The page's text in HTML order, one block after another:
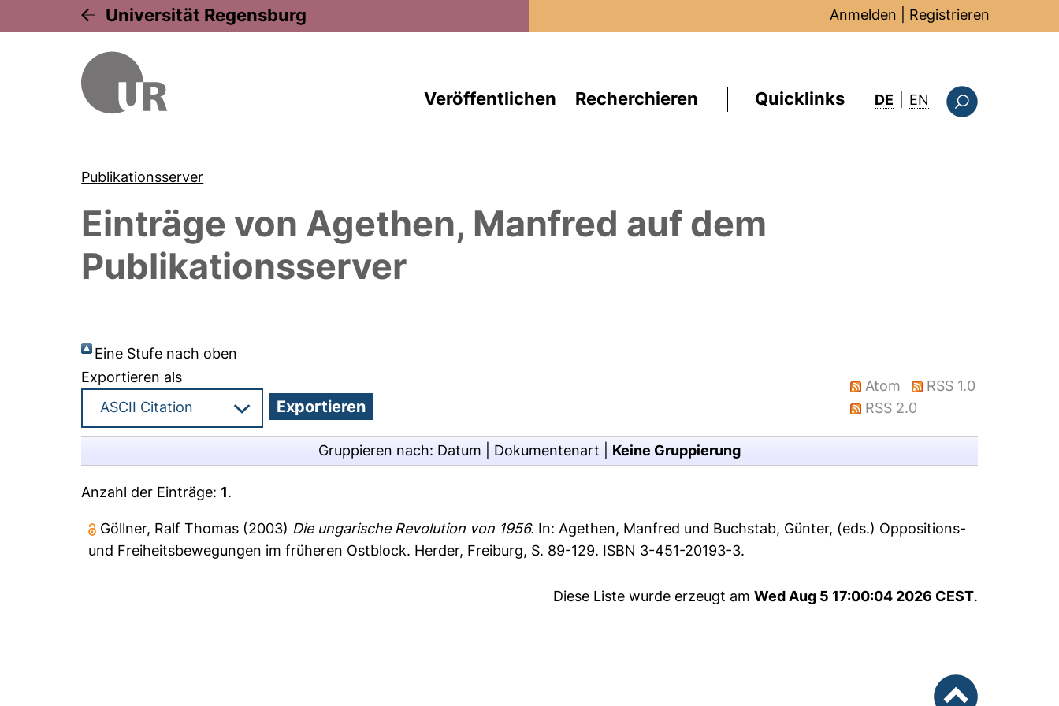
Universität Regensburg Anmelden Registrieren
Veröffentlichen Recherchieren Quicklinks DE EN : this page in
Publikationsserver
Einträge von Agethen, Manfred auf dem
Publikationsserver
Eine Stufe nach oben
Exportieren als
Atom
RSS 1.0
RSS 2.0
Gruppieren nach: Datum Dokumentenart Keine Gruppierung
Anzahl der Einträge:1.
Göllner, Ralf Thomas (2003) Die ungarische Revolution von 1956. In: Agethen, Manfred und Buchstab, Günter, (eds.) Oppositions-
und Freiheitsbewegungen im früheren Ostblock. Herder, Freiburg, S. 89-129. ISBN 3-451-20193-3.
Diese Liste wurde erzeugt am Wed Aug 5 17:00:04 2026 CEST.